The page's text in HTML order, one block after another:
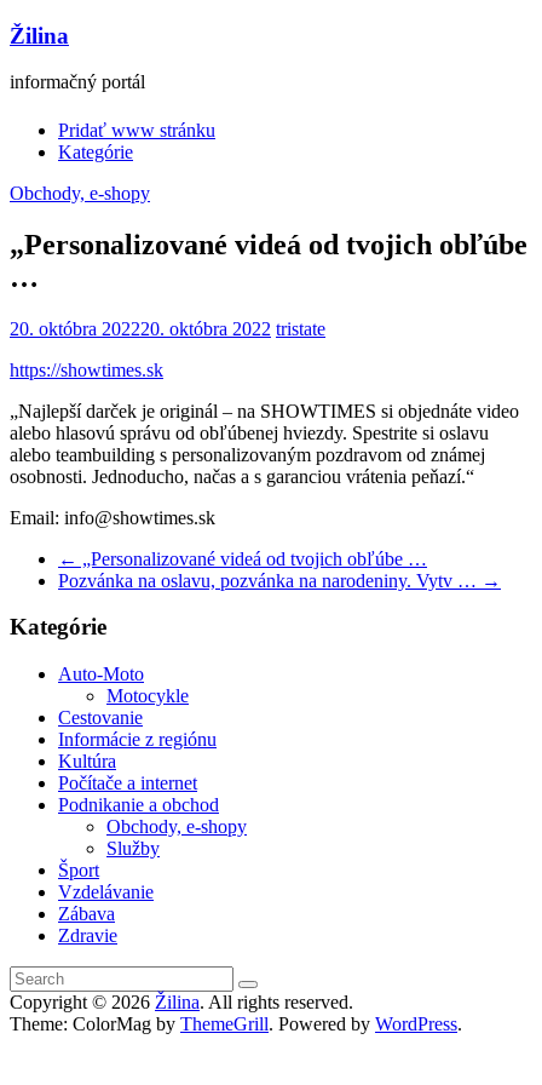
Žilina
informačný portál
Pridať www stránku
Kategórie
Obchody, e-shopy
„Personalizované videá od tvojich obľúbe
…
20. októbra 202220. októbra 2022 tristate
https://showtimes.sk
„Najlepší darček je originál – na SHOWTIMES si objednáte video
alebo hlasovú správu od obľúbenej hviezdy. Spestrite si oslavu
alebo teambuilding s personalizovaným pozdravom od známej
osobnosti. Jednoducho, načas a s garanciou vrátenia peňazí.“
Email: info@showtimes.sk
← „Personalizované videá od tvojich obľúbe …
Pozvánka na oslavu, pozvánka na narodeniny. Vytv … →
Kategórie
Auto-Moto
Motocykle
Cestovanie
Informácie z regiónu
Kultúra
Počítače a internet
Podnikanie a obchod
Obchody, e-shopy
Služby
Šport
Vzdelávanie
Zábava
Zdravie
Copyright © 2026 Žilina. All rights reserved.
Theme: ColorMag by ThemeGrill. Powered by WordPress.